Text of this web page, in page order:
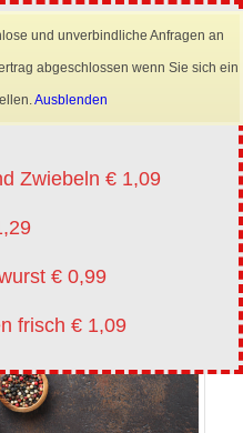
und unverbindliche Anfragen an
abgeschlossen wenn Sie sich ein
Ausblendenoder Streifen
Zwiebeln € 1,09
€ 0,99
frisch € 1,09
×